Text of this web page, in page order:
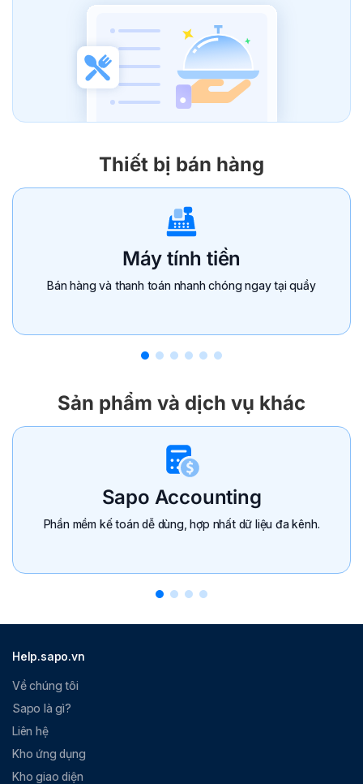
Thiết bị bán hàng
Máy tính tiền
Bán hàng và thanh toán nhanh chóng ngay tại quầy
Sản phẩm và dịch vụ khác
Sapo Accounting
Phần mềm kế toán dễ dùng, hợp nhất dữ liệu đa kênh.
Help.sapo.vn
Về chúng tôi
Sapo là gì?
Liên hệ
Kho ứng dụng
Kho giao diện